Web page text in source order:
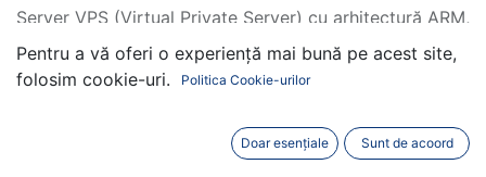
Server VPS (Virtual Private Server) cu arhitectură ARM,
oferă acces la 16 nuclee de procesor și 32GB de
memorie RAM, împreună cu un spațiu de stocare de
20TB, ideal pentru aplicații web cu un volum mare de
date sau pentru servicii de hosting care necesită o
Pentru a vă oferi o experiență mai bună pe acest site,
folosim cookie-uri.
Politica Cookie-urilor
Doar esențiale Sunt de acoord